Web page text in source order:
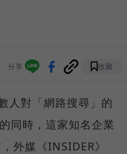
分享 收藏
人對「網路搜尋」的
同時，這家知名企業
外媒《INSIDER》